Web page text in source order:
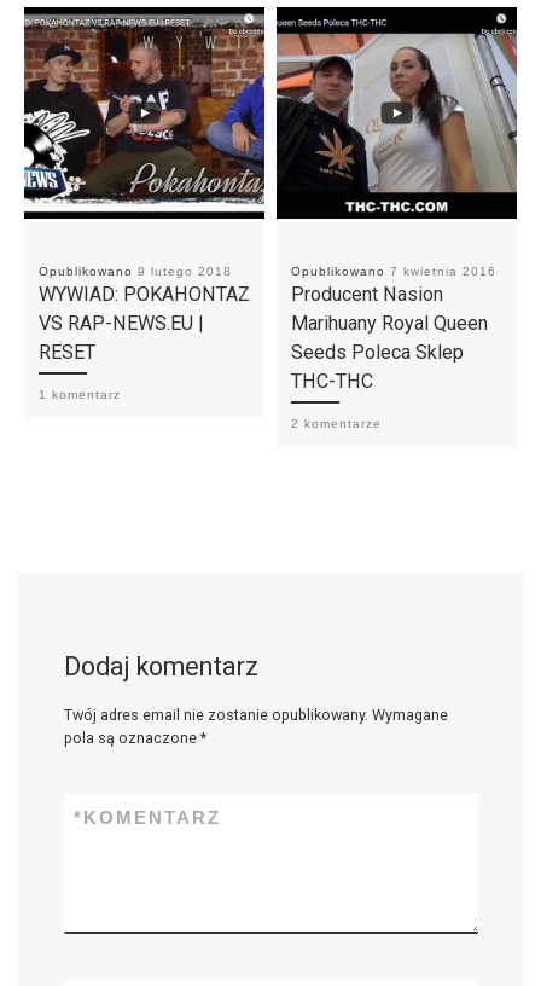
Opublikowano 9 lutego 2018
WYWIAD: POKAHONTAZ
VS RAP-NEWS.EU |
RESET
1 komentarz
Opublikowano 7 kwietnia 2016
Producent Nasion
Marihuany Royal Queen
Seeds Poleca Sklep
THC-THC
2 komentarze
Dodaj komentarz
Twój adres email nie zostanie opublikowany. Wymagane
pola są oznaczone *
KOMENTARZ
*